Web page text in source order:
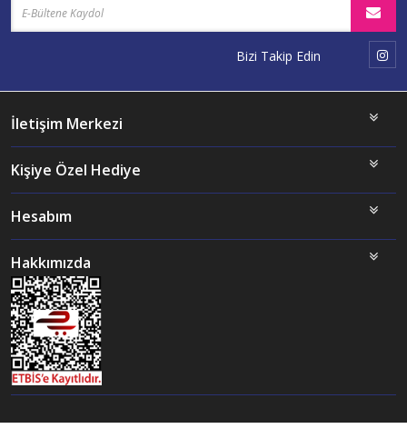
Bizi Takip Edin
İletişim Merkezi
Kişiye Özel Hediye
Hesabım
Hakkımızda